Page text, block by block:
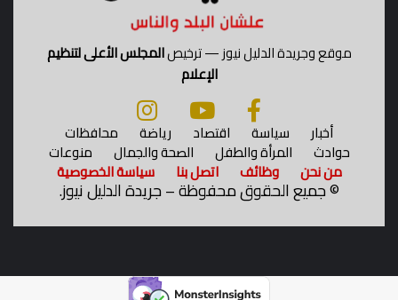
موقع وجريدة الدليل نيوز — ترخيصالمجلس الأعلى لتنظيم
الإعلام
أخبار سياسة اقتصاد رياضة محافظات
حوادث المرأة والطفل الصحة والجمال منوعات
من نحن وظائف اتصل بنا سياسة الخصوصية
©جميع الحقوق محفوظة – جريدة الدليل نيوز.